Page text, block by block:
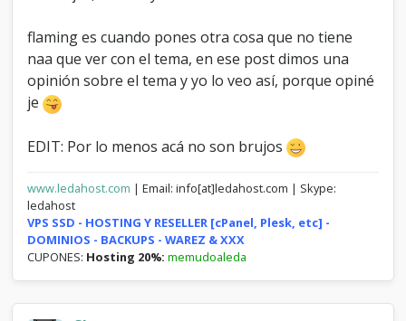
flaming es cuando pones otra cosa que no tiene
naa que ver con el tema, en ese post dimos una
opinión sobre el tema y yo lo veo así, porque opiné
je
EDIT: Por lo menos acá no son brujos
www.ledahost.com | Email: info[at]ledahost.com | Skype:
ledahost
VPS SSD - HOSTING Y RESELLER [cPanel, Plesk, etc] -
DOMINIOS - BACKUPS - WAREZ & XXX
CUPONES: Hosting 20%: memudoaleda